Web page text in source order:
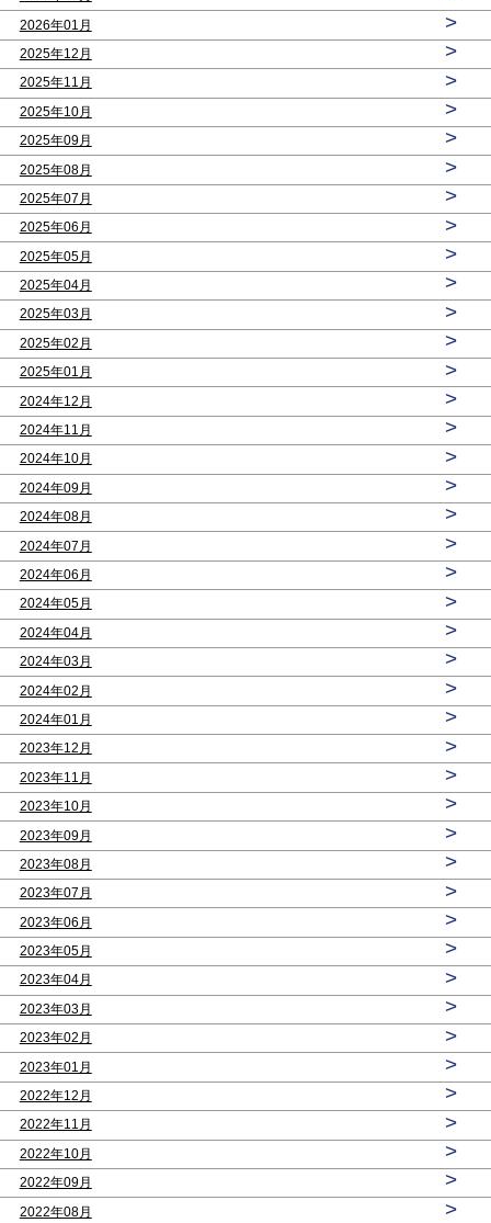
2026年01月 >
2025年12月 >
2025年11月 >
2025年10月 >
2025年09月 >
2025年08月 >
2025年07月 >
2025年06月 >
2025年05月 >
2025年04月 >
2025年03月 >
2025年02月 >
2025年01月 >
2024年12月 >
2024年11月 >
2024年10月 >
2024年09月 >
2024年08月 >
2024年07月 >
2024年06月 >
2024年05月 >
2024年04月 >
2024年03月 >
2024年02月 >
2024年01月 >
2023年12月 >
2023年11月 >
2023年10月 >
2023年09月 >
2023年08月 >
2023年07月 >
2023年06月 >
2023年05月 >
2023年04月 >
2023年03月 >
2023年02月 >
2023年01月 >
2022年12月 >
2022年11月 >
2022年10月 >
2022年09月 >
2022年08月 >